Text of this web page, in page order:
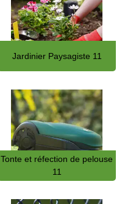
Jardinier Paysagiste 11
Tonte et réfection de pelouse
11